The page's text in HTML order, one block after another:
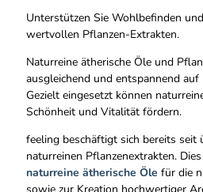
Unterstützen Sie Wohlbefinden
wertvollen Pflanzen-Extrakten.
Naturreine ätherische Öle und
ausgleichend und entspannend auf
Gezielt eingesetzt können
Schönheit und Vitalität fördern.
feeling beschäftigt sich bereits seit
naturreinen Pflanzenextrakten.
naturreine ätherische Öle für die